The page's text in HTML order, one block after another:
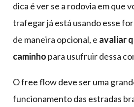
dica é ver se a rodovia em que
trafegar já está usando esse
de maneira opcional, e avaliar
caminho para usufruir dessa
O free flow deve ser uma
funcionamento das estradas